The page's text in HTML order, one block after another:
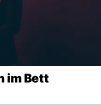
im Bett